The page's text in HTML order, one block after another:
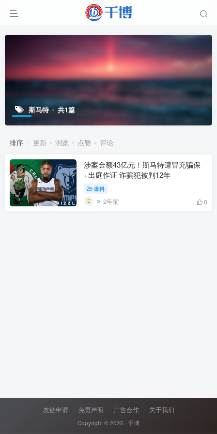
斯马特 共1篇
排序 更新 浏览 点赞 评论
涉案金额43亿元！斯马特遭冒充骗保
+出庭作证 诈骗犯被判12年
爆料
2年前 0
友链申请 免责声明 广告合作 关于我们
Copyright © 2025 · 千博